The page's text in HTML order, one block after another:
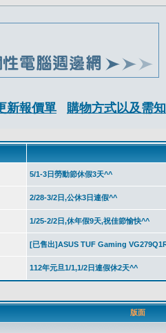
新報價單 購物方式以及需知
版面